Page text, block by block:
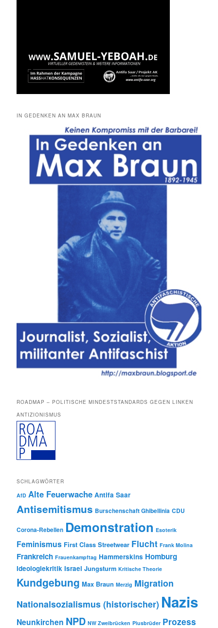
IN GEDENKEN AN MAX BRAUN
ROADMAP – POLITISCHE MINDESTSTANDARDS GEGEN LINKEN
ANTIZIONISMUS
SCHLAGWÖRTER
AfD Alte Feuerwache Antifa Saar
Antisemitismus Burschenschaft Ghibellinia CDU
Corona-Rebellen Demonstration Esoterik
Feminismus First Class Streetwear Flucht Frank Molina
Frankreich Frauenkampftag Hammerskins Homburg
Ideologiekritik Israel Jungsturm Kritische Theorie
Kundgebung Max Braun Merzig Migration
Nationalsozialismus (historischer) Nazis
Neunkirchen NPD NW Zweibrücken Piusbrüder Prozess